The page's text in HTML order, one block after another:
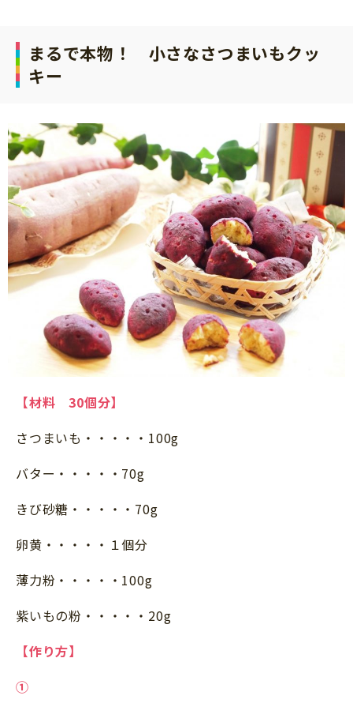
「こそだてまっぷ」とは
サイトのご利⽤にあたって
個⼈情報について
お問い合わせ
まるで本物！ 小さなさつまいもクッ
キー
【材料 30個分】
さつまいも・・・・・100g
バター・・・・・70g
きび砂糖・・・・・70g
卵黄・・・・・１個分
薄力粉・・・・・100g
紫いもの粉・・・・・20g
【作り方】
①